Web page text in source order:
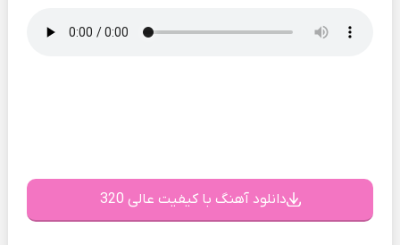
دانلود آهنگ با کیفیت عالی 320